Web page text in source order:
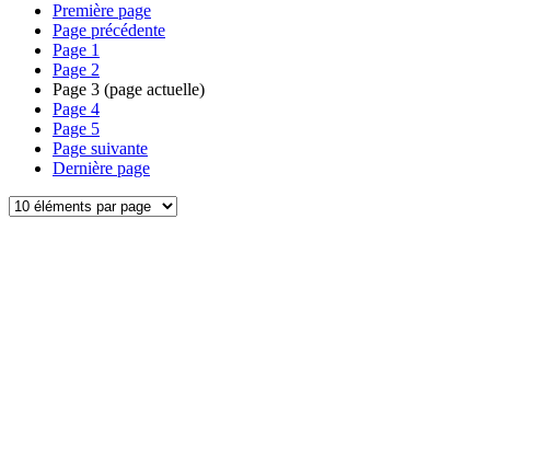
Première page
Page précédente
Page 1
Page 2
Page 3 (page actuelle)
Page 4
Page 5
Page suivante
Dernière page